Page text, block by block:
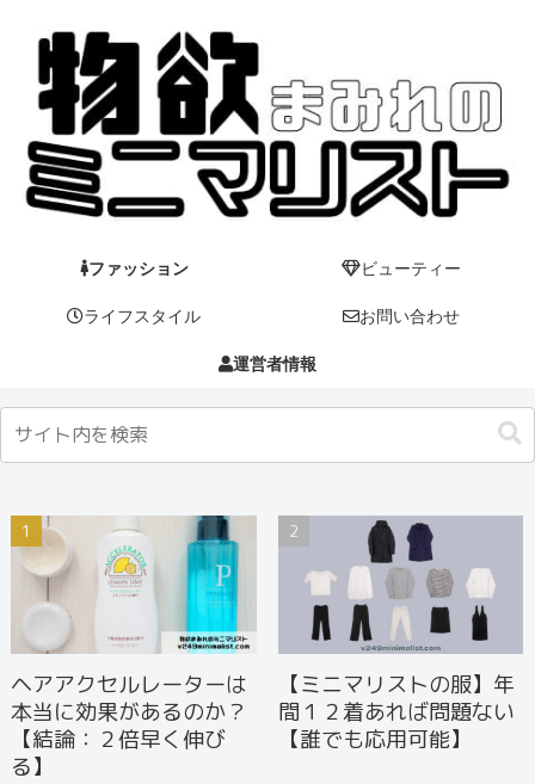
ファッション ビューティー
ライフスタイル お問い合わせ
運営者情報
ヘアアクセルレーターは
本当に効果があるのか？
【結論：２倍早く伸び
る】
【ミニマリストの服】年
間１２着あれば問題ない
【誰でも応用可能】